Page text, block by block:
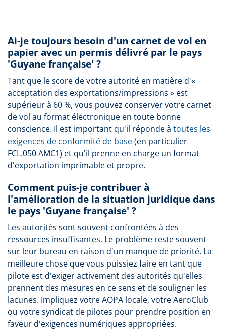
Ai-je toujours besoin d'un carnet de vol en
papier avec un permis délivré par le pays
'Guyane française' ?
Tant que le score de votre autorité en matière d'«
acceptation des exportations/impressions » est
supérieur à 60 %, vous pouvez conserver votre carnet
de vol au format électronique en toute bonne
conscience. Il est important qu'il réponde à toutes les
exigences de conformité de base(en particulier
FCL.050 AMC1) et qu'il prenne en charge un format
d'exportation imprimable et propre.
Comment puis-je contribuer à
l'amélioration de la situation juridique dans
le pays 'Guyane française' ?
Les autorités sont souvent confrontées à des
ressources insuffisantes. Le problème reste souvent
sur leur bureau en raison d'un manque de priorité. La
meilleure chose que vous puissiez faire en tant que
pilote est d'exiger activement des autorités qu'elles
prennent des mesures en ce sens et de souligner les
lacunes. Impliquez votre AOPA locale, votre AeroClub
ou votre syndicat de pilotes pour prendre position en
faveur d'exigences numériques appropriées.